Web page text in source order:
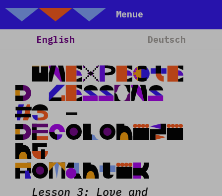
Talking Objects
Menue
Home
About
Projects
Calendar
Blog
Team
Contact
English Deutsch
UNEXPECTE
D LESSONS
#3 –
Decolonizi
ng
Romantik
Lesson 3: Love and